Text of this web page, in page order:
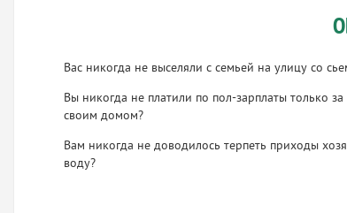
Вас никогда не выселяли с семьей на улицу со
Вы никогда не платили по пол-зарплаты только
своим домом?
Вам никогда не доводилось терпеть приходы
воду?